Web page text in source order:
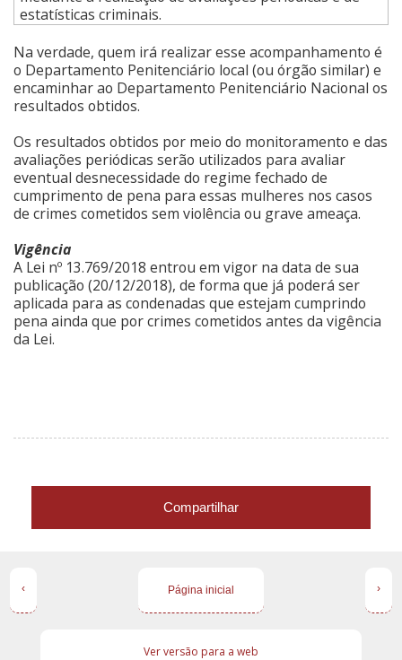
estatísticas criminais.
Na verdade, quem irá realizar esse acompanhamento é
o Departamento Penitenciário local (ou órgão similar) e
encaminhar ao Departamento Penitenciário Nacional os
resultados obtidos.
Os resultados obtidos por meio do monitoramento e das
avaliações periódicas serão utilizados para avaliar
eventual desnecessidade do regime fechado de
cumprimento de pena para essas mulheres nos casos
de crimes cometidos sem violência ou grave ameaça.
Vigência
A Lei nº 13.769/2018 entrou em vigor na data de sua
publicação (20/12/2018), de forma que já poderá ser
aplicada para as condenadas que estejam cumprindo
pena ainda que por crimes cometidos antes da vigência
da Lei.
Compartilhar
‹ ›
Página inicial
Ver versão para a web